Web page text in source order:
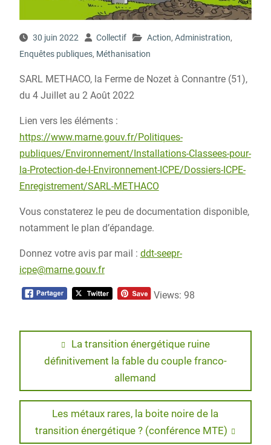
30 juin 2022 Collectif Action, Administration,
Enquêtes publiques, Méthanisation
SARL METHACO, la Ferme de Nozet à Connantre (51),
du 4 Juillet au 2 Août 2022
Lien vers les éléments :
https://www.marne.gouv.fr/Politiques-
publiques/Environnement/Installations-Classees-pour-
la-Protection-de-l-Environnement-ICPE/Dossiers-ICPE-
Enregistrement/SARL-METHACO
Vous constaterez le peu de documentation disponible,
notamment le plan d’épandage.
Donnez votre avis par mail : ddt-seepr-
icpe@marne.gouv.fr
Views: 98
Navigation
l’article
Previous
post:
La transition énergétique ruine
définitivement la fable du couple franco-
allemand
Next
post:
Les métaux rares, la boite noire de la
transition énergétique ? (conférence MTE)